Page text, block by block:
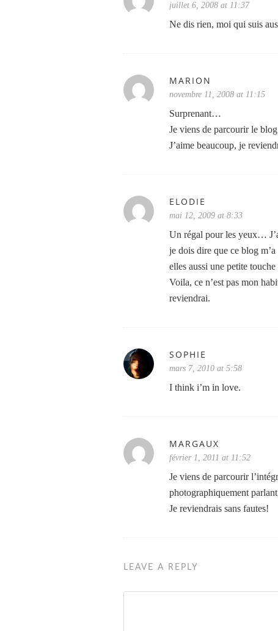
juillet 6, 2008 at 11:37
Ne dis rien, moi qui suis
MARION
novembre 11, 2008 at 11:15
Surprenant…
Je viens de parcourir le
J’aime beaucoup, je
ELODIE
mai 12, 2009 at 8:33
Un régal pour les yeux…
je dois dire que ce blog
elles aussi une petite
Voila, ce n’est pas mon
reviendrai.
SOPHIE
mars 7, 2010 at 5:58
I think i’m in love.
MARGAUX
février 1, 2011 at 11:52
Je viens de parcourir
photographiquement
Je reviendrais sans fautes!
LEAVE A REPLY